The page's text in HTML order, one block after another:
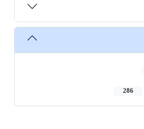
286